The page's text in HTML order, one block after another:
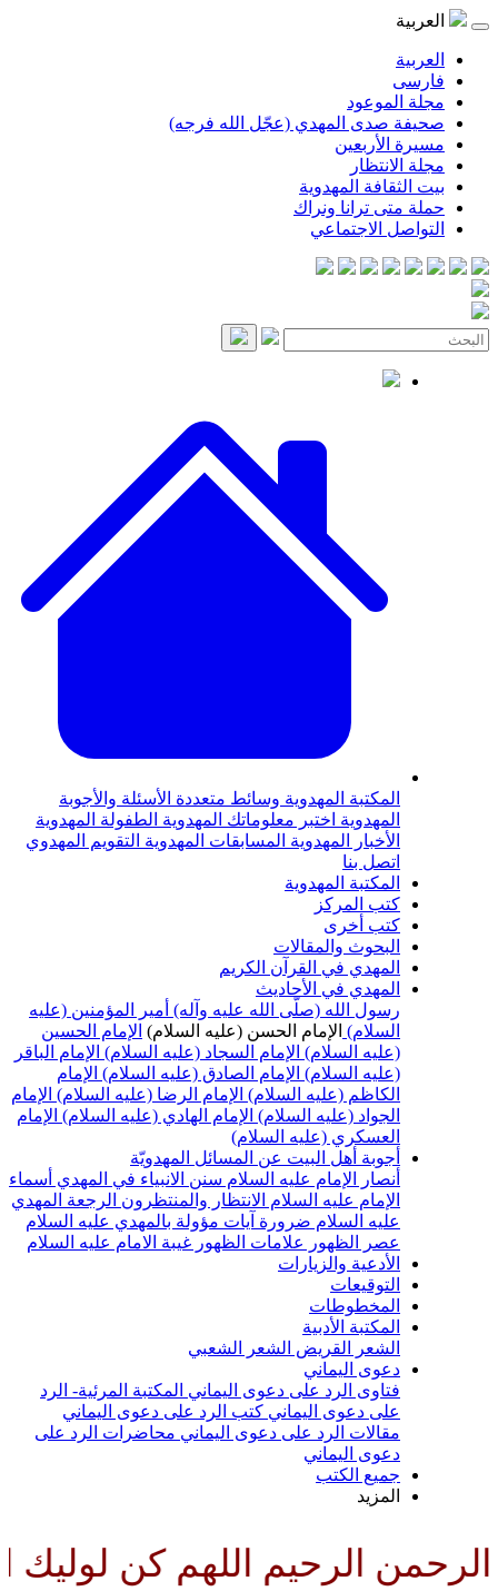
العربية
العربية
فارسی
مجلة الموعود
صحيفة صدى المهدي (عجّل الله فرجه)
مسيرة الأربعين
مجلة الانتظار
بيت الثقافة المهدوية
حملة متى ترانا ونراك
التواصل الاجتماعي
المكتبة المهدوية وسائط متعددة الأسئلة والأجوبة
المهدوية اختبر معلوماتك المهدوية الطفولة المهدوية
الأخبار المهدوية المسابقات المهدوية التقويم المهدوي
اتصل بنا
المكتبة المهدوية
كتب المركز
كتب أخرى
البحوث والمقالات
المهدي في القرآن الكريم
المهدي في الأحاديث
رسول الله (صلّى الله عليه وآله) أمير المؤمنين (عليه
السلام) الإمام الحسن (عليه السلام) الإمام الحسين
(عليه السلام) الإمام السجاد (عليه السلام) الإمام الباقر
(عليه السلام) الإمام الصادق (عليه السلام) الإمام
الكاظم (عليه السلام) الإمام الرضا (عليه السلام) الإمام
الجواد (عليه السلام) الإمام الهادي (عليه السلام) الإمام
العسكري (عليه السلام)
أجوبة أهل البيت عن المسائل المهدويّة
أنصار الإمام عليه السلام سنن الانبياء في المهدي أسماء
الإمام عليه السلام الانتظار والمنتظرون الرجعة المهدي
عليه السلام ضرورة آيات مؤولة بالمهدي عليه السلام
عصر الظهور
علامات الظهور غيبة الامام عليه السلام
الأدعية والزيارات
التوقيعات
المخطوطات
المكتبة الأدبية
الشعر القريض الشعر الشعبي
دعوى اليماني
فتاوى الرد على دعوى اليماني المكتبة المرئية- الرد
على دعوى اليماني كتب الرد على دعوى اليماني
مقالات الرد على دعوى اليماني محاضرات الرد على
دعوى اليماني
جميع الكتب
المزيد
الرحيم اللهم كن لوليك